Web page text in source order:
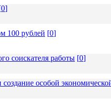
0]
100 рублей [0]
соискателя работы [0]
особой